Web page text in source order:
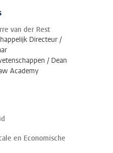
van der Rest
Directeur /
/ Dean
Academy
en Economische